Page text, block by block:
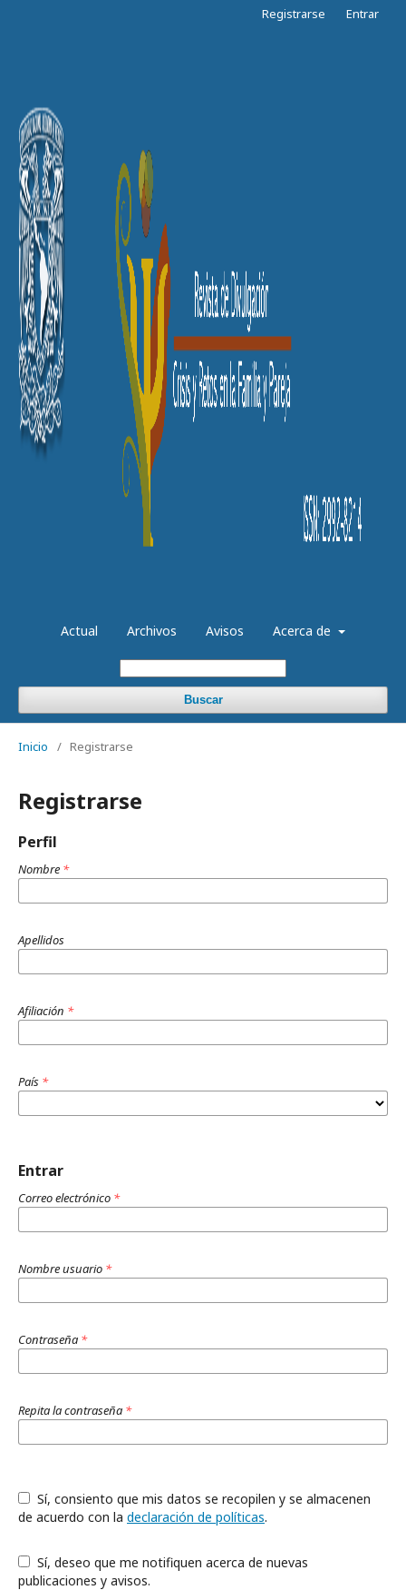
Actual Archivos Avisos Acerca de
Buscar
Registrarse Entrar
Inicio / Registrarse
Registrarse
Perfil
Nombre *
Apellidos
Afiliación *
País *
Entrar
Correo electrónico *
Nombre usuario *
Contraseña *
Repita la contraseña *
de acuerdo con la declaración de políticas.
publicaciones y avisos.